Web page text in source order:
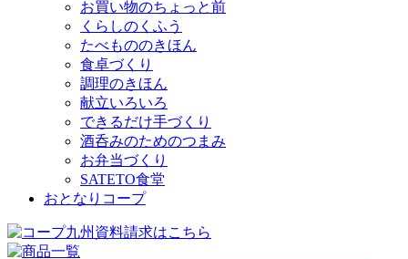
お買い物のちょっと前
くらしのくふう
たべもののきほん
食卓づくり
調理のきほん
献立いろいろ
できるだけ手づくり
酒呑みのためのつまみ
お弁当づくり
SATETO食堂
おとなりコープ